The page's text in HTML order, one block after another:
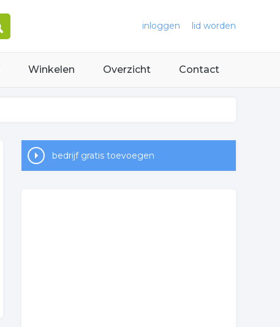
inloggen lid worden
Winkelen Overzicht Contact
bedrijf gratis toevoegen